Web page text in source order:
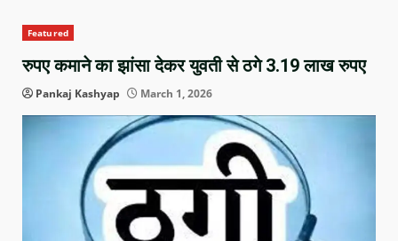
Featured
रुपए कमाने का झांसा देकर युवती से ठगे 3.19 लाख रुपए
Pankaj Kashyap March 1, 2026